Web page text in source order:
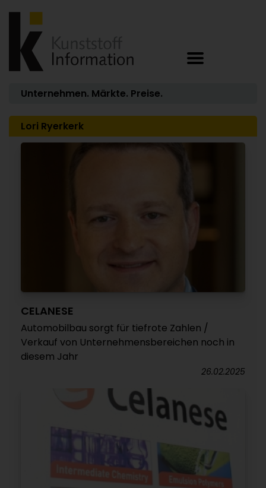
Unternehmen. Märkte. Preise.
Lori Ryerkerk
CELANESE
Automobilbau sorgt für tiefrote Zahlen /
Verkauf von Unternehmensbereichen noch in
diesem Jahr
26.02.2025